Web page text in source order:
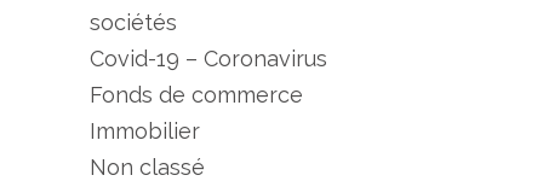
sociétés
Covid-19 – Coronavirus
Fonds de commerce
Immobilier
Non classé